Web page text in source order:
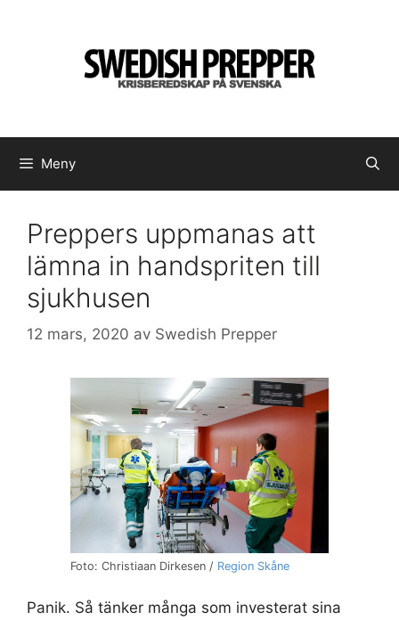
Meny
Preppers uppmanas att
lämna in handspriten till
sjukhusen
12 mars, 2020 av Swedish Prepper
Foto: Christiaan Dirkesen / Region Skåne
Panik. Så tänker många som investerat sina